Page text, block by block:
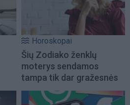
Horoskopai
Šių Zodiako ženklų
moterys sendamos
tampa tik dar gražesnės